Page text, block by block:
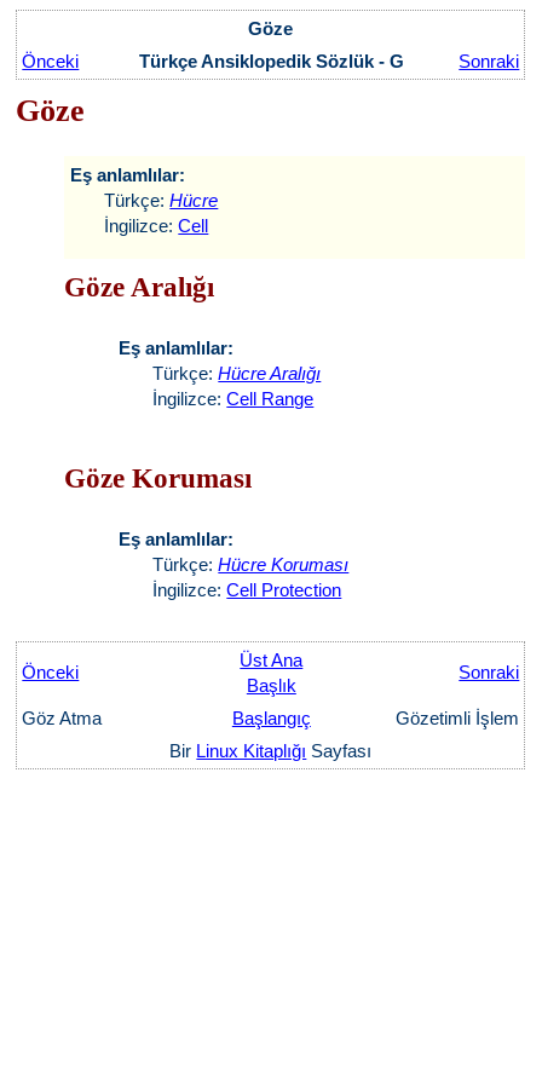
Göze
Önceki
Türkçe Ansiklopedik Sözlük - G Sonraki
Göze
Eş anlamlılar:
Türkçe:Hücre
İngilizce:Cell
Göze Aralığı
Eş anlamlılar:
Türkçe:Hücre Aralığı
İngilizce:Cell Range
Göze Koruması
Eş anlamlılar:
Türkçe:Hücre Koruması
İngilizce:Cell Protection
Önceki
Üst Ana
Başlık
Sonraki
Göz Atma Başlangıç
Gözetimli İşlem
Bir Linux Kitaplığı Sayfası